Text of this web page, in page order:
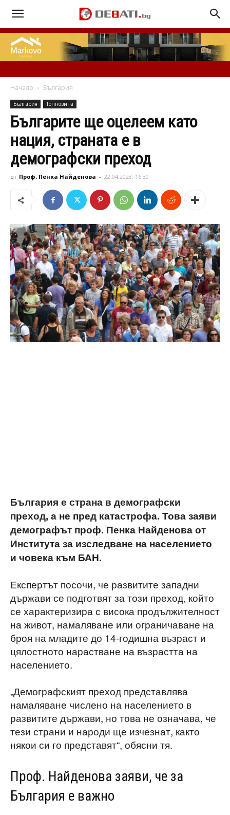
Начало България
България Топновина
Българите ще оцелеем като
нация, страната е в
демографски преход
от Проф. Пенка Найденова - 22.04.2023, 16:30
България е страна в демографски
преход, а не пред катастрофа. Това заяви
демографът проф. Пенка Найденова от
Института за изследване на населението
и човека към БАН.
Експертът посочи, че развитите западни
държави се подготвят за този преход, който
се характеризира с висока продължителност
на живот, намаляване или ограничаване на
броя на младите до 14-годишна възраст и
цялостното нарастване на възрастта на
населението.
„Демографският преход представлява
намаляване числено на населението в
развитите държави, но това не означава, че
тези страни и народи ще изчезнат, както
някои си го представят“, обясни тя.
Проф. Найденова заяви, че за
България е важно